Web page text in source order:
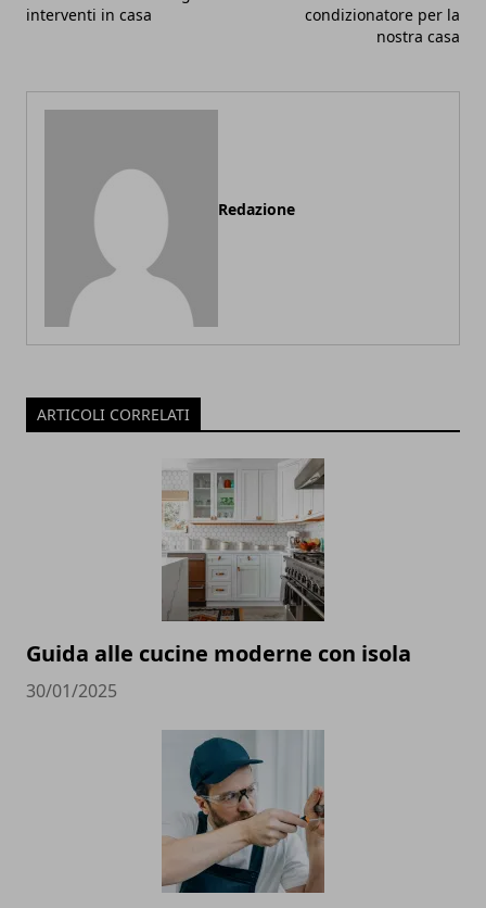
interventi in casa
condizionatore per la
nostra casa
Redazione
ARTICOLI CORRELATI
Guida alle cucine moderne con isola
30/01/2025